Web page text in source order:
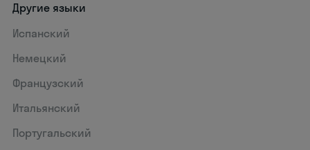
Другие языки
Испанский
Немецкий
Французский
Итальянский
Португальский